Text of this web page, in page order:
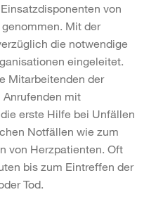
von
Mit der
die notwendige
eingeleitet.
Mitarbeitenden der
mit
erste Hilfe bei Unfällen
Notfällen wie zum
von Herzpatienten. Oft
bis zum Eintreffen der
Tod.